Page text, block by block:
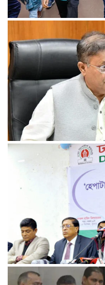
খুলনায় অবরোধের সমর্থনে
রেললাইন কাটা, গাড়িতে
আমরা প্রতিদ্বন্দ্বিতাপূর্ণ